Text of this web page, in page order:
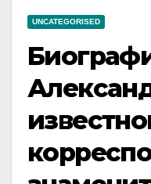
UNCATEGORISED